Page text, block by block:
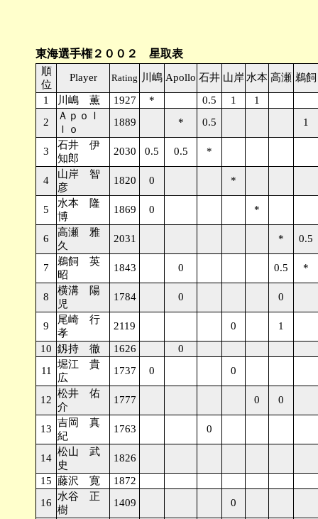
東海選手権２００２ 星取表
順
位
Player Rating 川嶋 Apollo 石井 山岸 水本 高瀬 鵜飼
1
川嶋 薫 1927 * 0.5 1
1
2
Ａｐｏｌ
ｌｏ
1889 * 0.5 1
3
石井 伊
知郎
2030 0.5 0.5 *
4
山岸 智
彦
1820 0 *
5
水本 隆
博
1869 0 *
6
高瀬 雅
久
2031 * 0.5
7
鵜飼 英
昭
1843 0 0.5 *
8
横溝 陽
児
1784 0 0
9
尾崎 行
孝
2119 0
1
10 釼持 徹 1626
0
11
堀江 貴
広
1737 0 0
12
松井 佑
介
1777 0 0
13
吉岡 真
紀
1763 0
14
松山 武
史
1826
15 藤沢 寛
1872
16
水谷 正
樹
1409 0